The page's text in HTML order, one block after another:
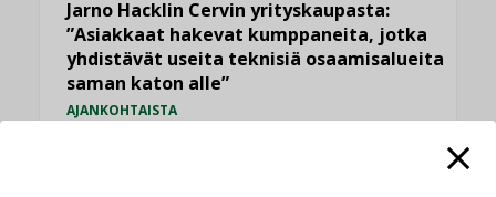
Jarno Hacklin Cervin yrityskaupasta:
”Asiakkaat hakevat kumppaneita, jotka
yhdistävät useita teknisiä osaamisalueita
saman katon alle”
AJANKOHTAISTA